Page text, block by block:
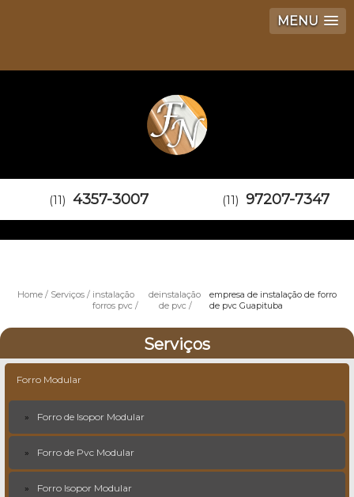
MENU
(11) 4357-3007 (11) 97207-7347
Home Serviços
instalação de
forros pvc
instalação
de pvc
empresa de instalação de forro
de pvc Guapituba
Serviços
Forro Modular
Forro de Isopor Modular
Forro de Pvc Modular
Forro Isopor Modular